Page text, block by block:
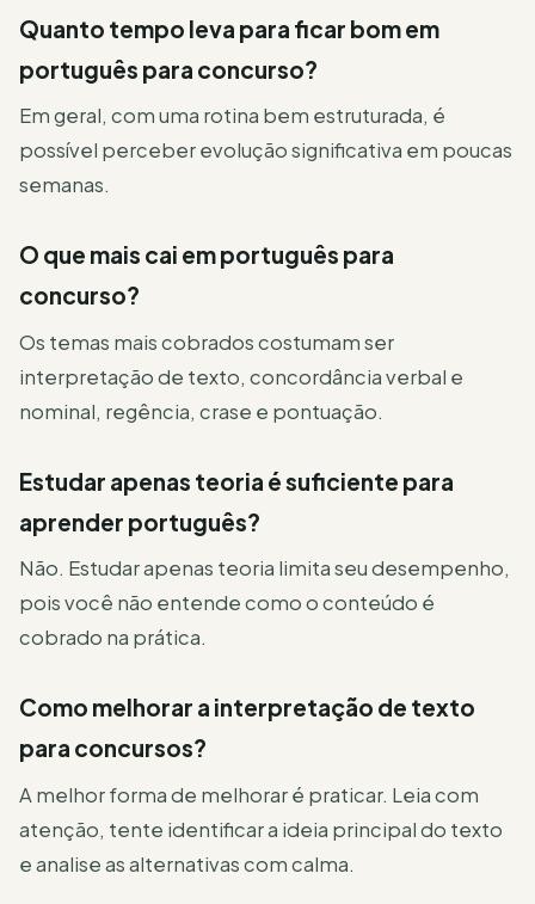
Quanto tempo leva para ficar bom em
português para concurso?
Em geral, com uma rotina bem estruturada, é
possível perceber evolução significativa em poucas
semanas.
O que mais cai em português para
concurso?
Os temas mais cobrados costumam ser
interpretação de texto, concordância verbal e
nominal, regência, crase e pontuação.
Estudar apenas teoria é suficiente para
aprender português?
Não. Estudar apenas teoria limita seu desempenho,
pois você não entende como o conteúdo é
cobrado na prática.
Como melhorar a interpretação de texto
para concursos?
A melhor forma de melhorar é praticar. Leia com
atenção, tente identificar a ideia principal do texto
e analise as alternativas com calma.